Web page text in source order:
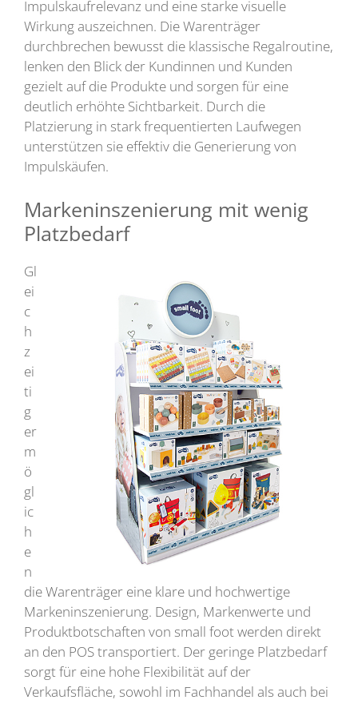
Impulskaufrelevanz und eine starke visuelle
Wirkung auszeichnen. Die Warenträger
durchbrechen bewusst die klassische Regalroutine,
lenken den Blick der Kundinnen und Kunden
gezielt auf die Produkte und sorgen für eine
deutlich erhöhte Sichtbarkeit. Durch die
Platzierung in stark frequentierten Laufwegen
unterstützen sie effektiv die Generierung von
Impulskäufen.
Markeninszenierung mit wenig
Platzbedarf
Gl
ei
c
h
z
ei
ti
g
er
m
ö
gl
ic
h
e
n
die Warenträger eine klare und hochwertige
Markeninszenierung. Design, Markenwerte und
Produktbotschaften von small foot werden direkt
an den POS transportiert. Der geringe Platzbedarf
sorgt für eine hohe Flexibilität auf der
Verkaufsfläche, sowohl im Fachhandel als auch bei